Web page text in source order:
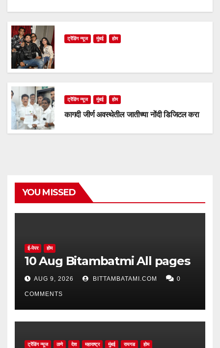
ट्रेंडिंग न्यूज मुंबई होम
ट्रेंडिंग न्यूज मुंबई होम
कागदी जीर्ण अवस्थेतील जातीच्या नोंदी डिजिटल करा
YOU MISSED
ई-पेपर होम
10 Aug Bitambatmi All pages
AUG 9, 2026 BITTAMBATAMI.COM 0
COMMENTS
ट्रेंडिंग न्यूज ठाणे देश महाराष्ट्र मुंबई रायगड होम